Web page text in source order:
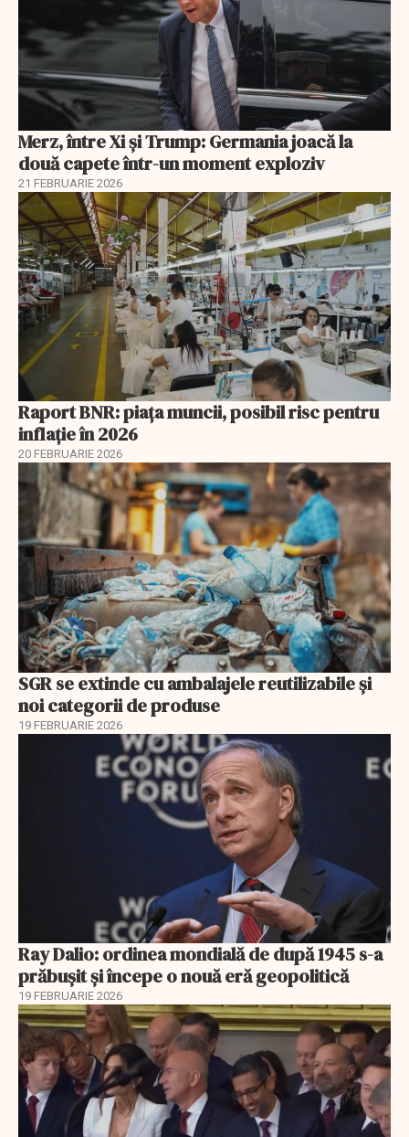
Merz, între Xi și Trump: Germania joacă la
două capete într-un moment exploziv
21 FEBRUARIE 2026
Raport BNR: piața muncii, posibil risc pentru
inflație în 2026
20 FEBRUARIE 2026
SGR se extinde cu ambalajele reutilizabile și
noi categorii de produse
19 FEBRUARIE 2026
Ray Dalio: ordinea mondială de după 1945 s-a
prăbușit și începe o nouă eră geopolitică
19 FEBRUARIE 2026